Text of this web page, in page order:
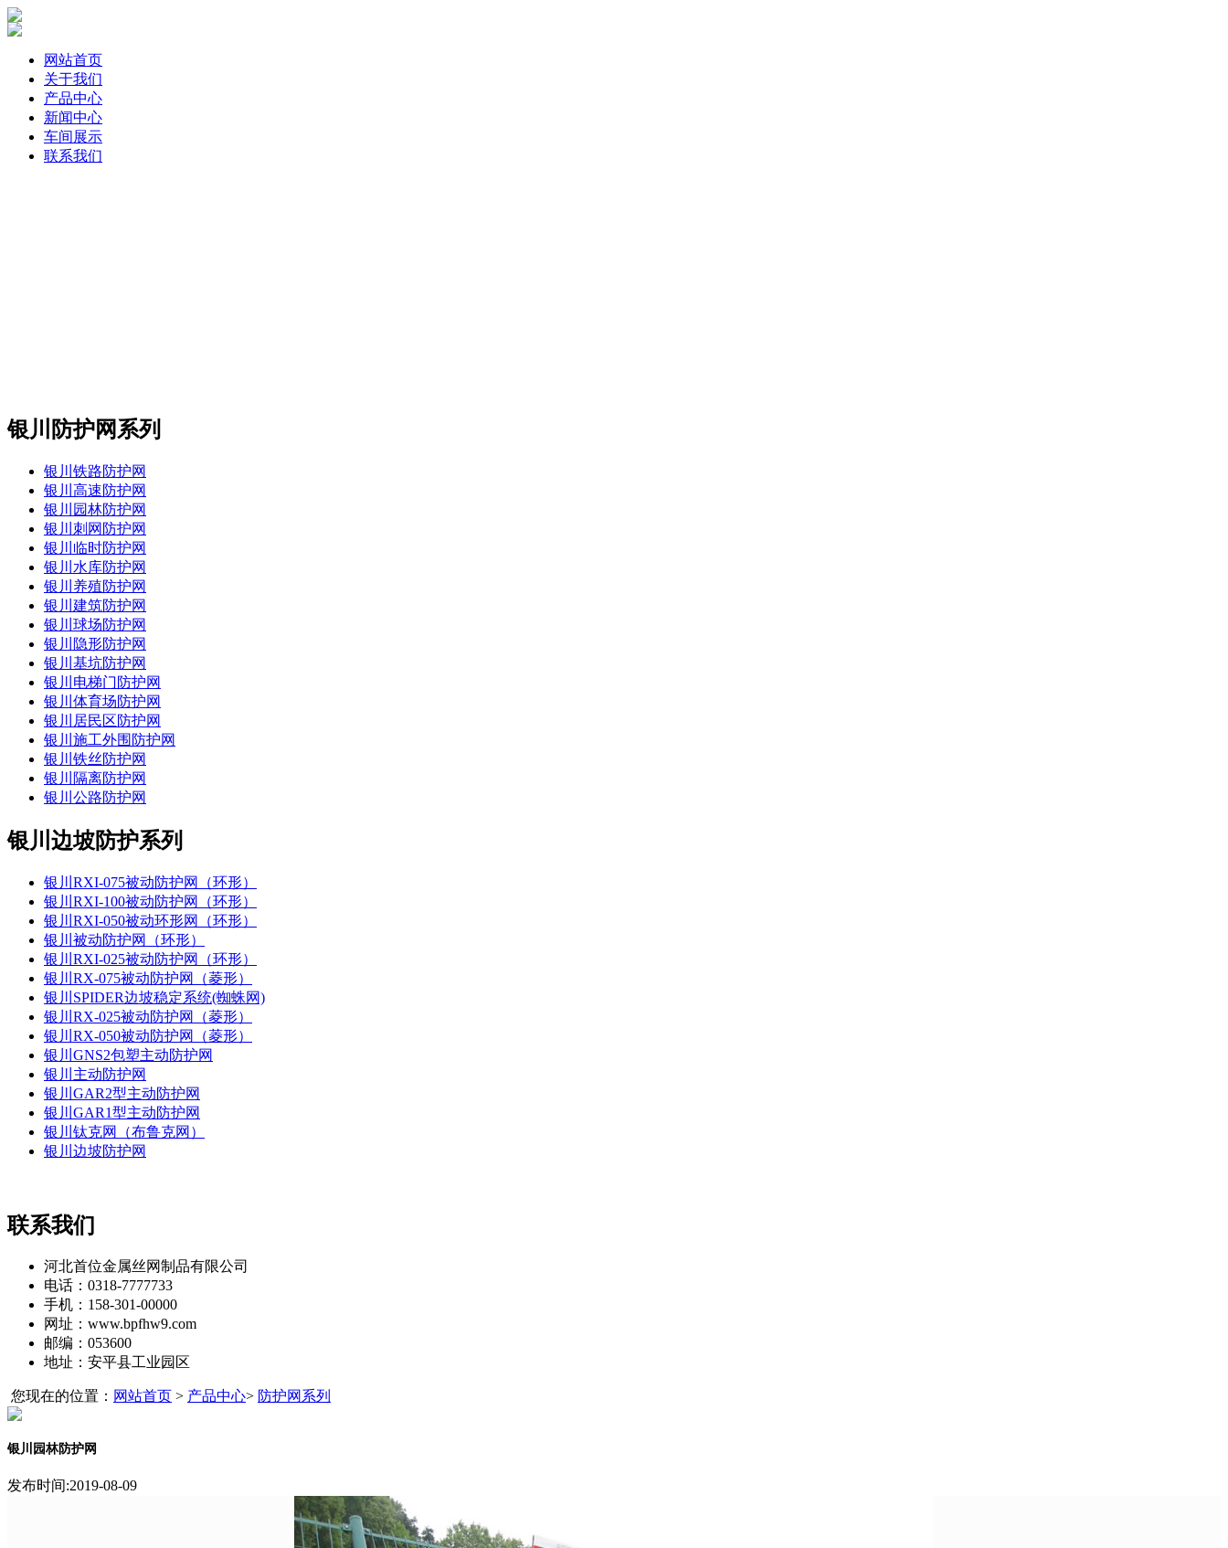
网站首页
关于我们
产品中心
新闻中心
车间展示
联系我们
银川防护网系列
银川铁路防护网
银川高速防护网
银川园林防护网
银川刺网防护网
银川临时防护网
银川水库防护网
银川养殖防护网
银川建筑防护网
银川球场防护网
银川隐形防护网
银川基坑防护网
银川电梯门防护网
银川体育场防护网
银川居民区防护网
银川施工外围防护网
银川铁丝防护网
银川隔离防护网
银川公路防护网
银川边坡防护系列
银川RXI-075被动防护网（环形）
银川RXI-100被动防护网（环形）
银川RXI-050被动环形网（环形）
银川被动防护网（环形）
银川RXI-025被动防护网（环形）
银川RX-075被动防护网（菱形）
银川SPIDER边坡稳定系统(蜘蛛网)
银川RX-025被动防护网（菱形）
银川RX-050被动防护网（菱形）
银川GNS2包塑主动防护网
银川主动防护网
银川GAR2型主动防护网
银川GAR1型主动防护网
银川钛克网（布鲁克网）
银川边坡防护网
联系我们
河北首位金属丝网制品有限公司
电话：0318-7777733
手机：158-301-00000
网址：www.bpfhw9.com
邮编：053600
地址：安平县工业园区
您现在的位置： 网站首页 > 产品中心> 防护网系列
银川园林防护网
发布时间:2019-08-09